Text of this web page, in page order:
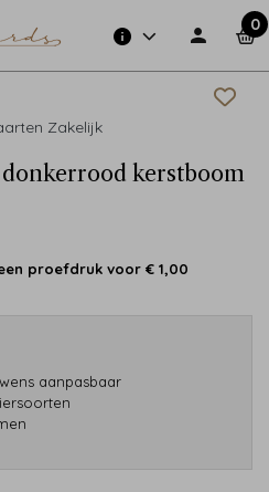
0
Zakelijk
kerstboom
proefdruk voor € 1,00
aanpasbaar